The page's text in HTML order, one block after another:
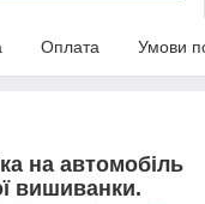
Оплата Умови
на автомобіль
вишиванки.